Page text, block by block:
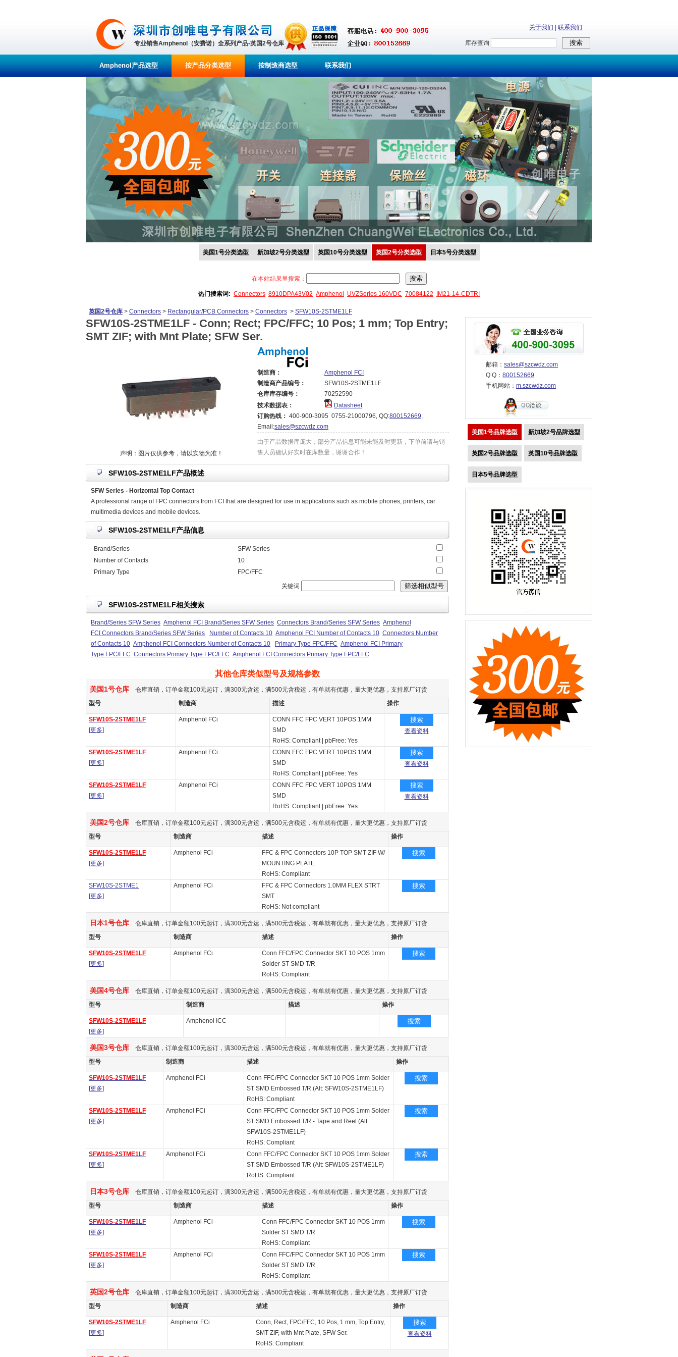
专业销售Amphenol（安费诺）全系列产品-英国2号仓库
关于我们 联系我们
库存查询
Amphenol产品选型 按产品分类选型 按制造商选型 联系我们
美国1号分类选型 新加坡2号分类选型 英国10号分类选型 英国2号分类选型 日本5号分类选型
在本站结果里搜索：
热门搜索词: Connectors 8910DPA43V02 Amphenol UVZSeries 160VDC 70084122 IM21-14-CDTRI
英国2号仓库 > Connectors > Rectangular/PCB Connectors > Connectors > SFW10S-2STME1LF
SFW10S-2STME1LF - Conn; Rect; FPC/FFC; 10 Pos; 1 mm; Top Entry;
SMT ZIF; with Mnt Plate; SFW Ser.
声明：图片仅供参考，请以实物为准！
制造商：
Amphenol FCI
制造商产品编号：
SFW10S-2STME1LF
仓库库存编号：
70252590
技术数据表：
Datasheet
订购热线： 400-900-3095 0755-21000796, QQ:800152669,
Email:sales@szcwdz.com
由于产品数据库庞大，部分产品信息可能未能及时更新，下单前请与销
售人员确认好实时在库数量，谢谢合作！
SFW10S-2STME1LF产品概述
SFW Series - Horizontal Top Contact
A professional range of FPC connectors from FCI that are designed for use in applications such as mobile phones, printers, car
multimedia devices and mobile devices.
SFW10S-2STME1LF产品信息
Brand/Series
SFW Series
Number of Contacts
10
Primary Type
FPC/FFC
关键词
SFW10S-2STME1LF相关搜索
Brand/Series SFW Series Amphenol FCI Brand/Series SFW Series Connectors Brand/Series SFW Series Amphenol
FCI Connectors Brand/Series SFW Series
Number of Contacts 10 Amphenol FCI Number of Contacts 10 Connectors Number
of Contacts 10 Amphenol FCI Connectors Number of Contacts 10 Primary Type FPC/FFC Amphenol FCI Primary
Type FPC/FFC Connectors Primary Type FPC/FFC Amphenol FCI Connectors Primary Type FPC/FFC
其他仓库类似型号及规格参数
美国1号仓库 仓库直销，订单金额100元起订，满300元含运，满500元含税运，有单就有优惠，量大更优惠，支持原厂订货
型号
制造商 描述 操作
SFW10S-2STME1LF
[更多]
Amphenol FCi
CONN FFC FPC VERT 10POS 1MM
SMD
RoHS: Compliant pbFree: Yes
搜索
查看资料
SFW10S-2STME1LF
[更多]
Amphenol FCi
CONN FFC FPC VERT 10POS 1MM
SMD
RoHS: Compliant pbFree: Yes
搜索
查看资料
SFW10S-2STME1LF
[更多]
Amphenol FCi
CONN FFC FPC VERT 10POS 1MM
SMD
RoHS: Compliant pbFree: Yes
搜索
查看资料
美国2号仓库 仓库直销，订单金额100元起订，满300元含运，满500元含税运，有单就有优惠，量大更优惠，支持原厂订货
型号
制造商 描述 操作
SFW10S-2STME1LF
[更多]
Amphenol FCi
FFC & FPC Connectors 10P TOP SMT ZIF W/
MOUNTING PLATE
RoHS: Compliant
搜索
SFW10S-2STME1
[更多]
Amphenol FCi
FFC & FPC Connectors 1.0MM FLEX STRT
SMT
RoHS: Not compliant
搜索
日本1号仓库 仓库直销，订单金额100元起订，满300元含运，满500元含税运，有单就有优惠，量大更优惠，支持原厂订货
型号
制造商 描述 操作
SFW10S-2STME1LF
[更多]
Amphenol FCi
Conn FFC/FPC Connector SKT 10 POS 1mm
Solder ST SMD T/R
RoHS: Compliant
搜索
美国4号仓库 仓库直销，订单金额100元起订，满300元含运，满500元含税运，有单就有优惠，量大更优惠，支持原厂订货
型号
制造商 描述 操作
SFW10S-2STME1LF
[更多]
Amphenol ICC 搜索
美国3号仓库 仓库直销，订单金额100元起订，满300元含运，满500元含税运，有单就有优惠，量大更优惠，支持原厂订货
型号
制造商 描述 操作
SFW10S-2STME1LF
[更多]
Amphenol FCi
Conn FFC/FPC Connector SKT 10 POS 1mm Solder
ST SMD Embossed T/R (Alt: SFW10S-2STME1LF)
RoHS: Compliant
搜索
SFW10S-2STME1LF
[更多]
Amphenol FCi
Conn FFC/FPC Connector SKT 10 POS 1mm Solder
ST SMD Embossed T/R - Tape and Reel (Alt:
SFW10S-2STME1LF)
RoHS: Compliant
搜索
SFW10S-2STME1LF
[更多]
Amphenol FCi
Conn FFC/FPC Connector SKT 10 POS 1mm Solder
ST SMD Embossed T/R (Alt: SFW10S-2STME1LF)
RoHS: Compliant
搜索
日本3号仓库 仓库直销，订单金额100元起订，满300元含运，满500元含税运，有单就有优惠，量大更优惠，支持原厂订货
型号
制造商 描述 操作
SFW10S-2STME1LF
[更多]
Amphenol FCi
Conn FFC/FPC Connector SKT 10 POS 1mm
Solder ST SMD T/R
RoHS: Compliant
搜索
SFW10S-2STME1LF
[更多]
Amphenol FCi
Conn FFC/FPC Connector SKT 10 POS 1mm
Solder ST SMD T/R
RoHS: Compliant
搜索
英国2号仓库 仓库直销，订单金额100元起订，满300元含运，满500元含税运，有单就有优惠，量大更优惠，支持原厂订货
型号
制造商 描述 操作
SFW10S-2STME1LF
[更多]
Amphenol FCi
Conn, Rect, FPC/FFC, 10 Pos, 1 mm, Top Entry,
SMT ZIF, with Mnt Plate, SFW Ser.
RoHS: Compliant
搜索
查看资料
邮箱： sales@szcwdz.com
Q Q： 800152669
手机网站： m.szcwdz.com
美国1号品牌选型 新加坡2号品牌选型
英国2号品牌选型 英国10号品牌选型
日本5号品牌选型